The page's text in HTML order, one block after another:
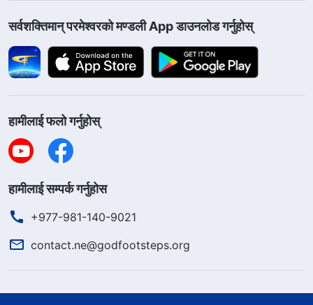
सर्वशक्तिमान्‌ परमेश्‍वरको मण्डली App डाउनलोड गर्नुहोस्
हामीलाई फलो गर्नुहोस्
हामीलाई सम्पर्क गर्नुहोस
+977-981-140-9021
contact.ne@godfootsteps.org